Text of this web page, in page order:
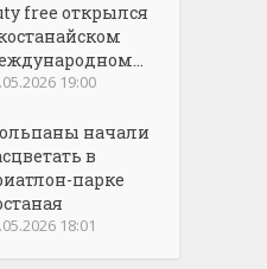
free открылся
19:00
начали
в
парке
18:01